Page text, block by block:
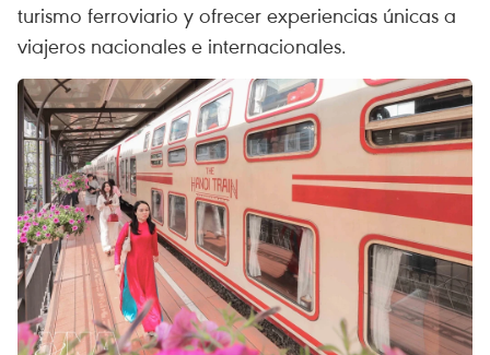
turismo ferroviario y ofrecer experiencias únicas a
viajeros nacionales e internacionales.